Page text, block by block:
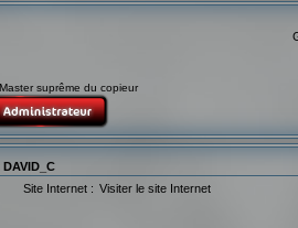
suprême du copieur
Site Internet : Visiter le site Internet